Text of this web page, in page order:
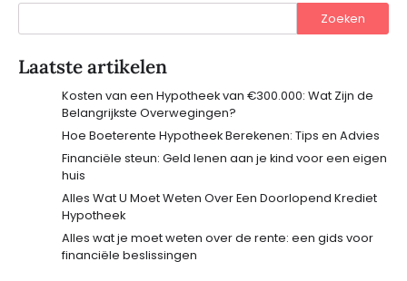
Zoeken
Laatste artikelen
Kosten van een Hypotheek van €300.000: Wat Zijn de
Belangrijkste Overwegingen?
Hoe Boeterente Hypotheek Berekenen: Tips en Advies
Financiële steun: Geld lenen aan je kind voor een eigen
huis
Alles Wat U Moet Weten Over Een Doorlopend Krediet
Hypotheek
Alles wat je moet weten over de rente: een gids voor
financiële beslissingen